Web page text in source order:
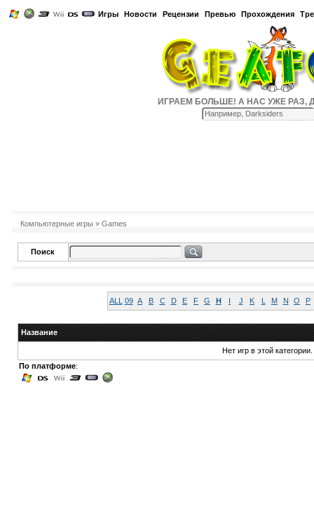
Игры Новости Рецензии Превью Прохождения
ИГРАЕМ БОЛЬШЕ! А НАС УЖЕ РАЗ,
Компьютерные игры » Games
Поиск
ALL 09 A B C D E F G H I J K L M N O P
Название
Нет игр в этой категории.
По платформе: